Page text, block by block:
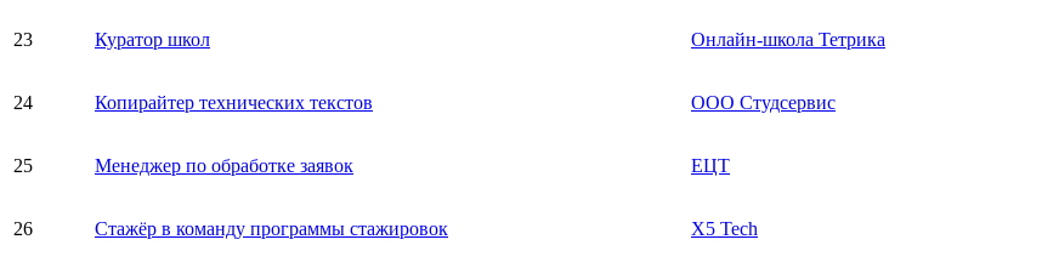
23 Куратор школ Онлайн-школа Тетрика
24 Копирайтер технических текстов ООО Студсервис
25 Менеджер по обработке заявок ЕЦТ
26 Стажёр в команду программы стажировок X5 Tech